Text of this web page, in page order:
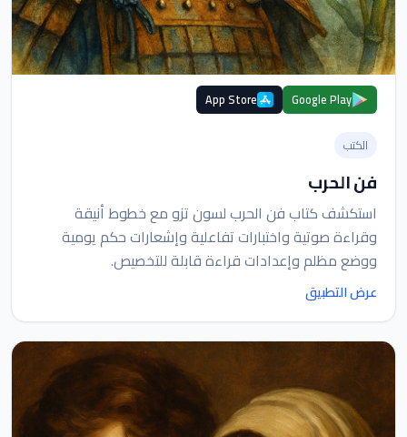
Google Play
App Store
الكتب
فن الحرب
استكشف كتاب فن الحرب لسون تزو مع خطوط أنيقة
وقراءة صوتية واختبارات تفاعلية وإشعارات حكم يومية
ووضع مظلم وإعدادات قراءة قابلة للتخصيص.
عرض التطبيق